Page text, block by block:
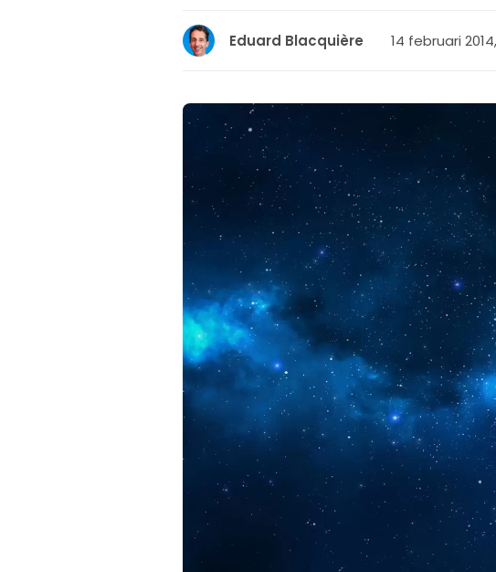
Eduard Blacquière 14 februari